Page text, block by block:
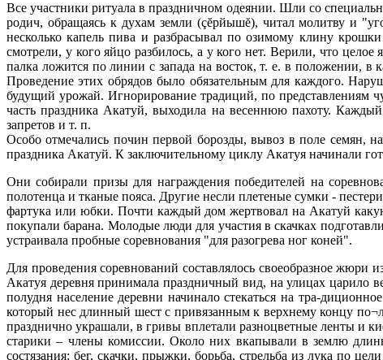
Все участники ритуала в праздничном одеянии. Шли со
родич, обращаясь к духам земли (çĕрйышĕ), читал молитву и
несколько капель пива и разбрасывал по озимому клину
смотрели, у кого яйцо разбилось, а у кого нет. Верили, что
палка ложится по линии с запада на восток, т. е. в положении, в
Проведение этих обрядов было обязательным для каждого.
будущий урожай. Игнорирование традиций, по представлениям
часть праздника Акатуй, выходила на весеннюю пахоту.
запретов и т. п.
Особо отмечались почин первой борозды, вывоз в поле семян,
праздника Акатуй. К заключительному циклу Акатуя начинали
Они собирали призы для награждения победителей на
полотенца и тканые пояса. Другие несли плетеные сумки -
фартука или юбки. Почти каждый дом жертвовал на Акатуй
покупали барана. Молодые люди для участия в скачках
устраивала пробные соревнования "для разогрева ног коней".
Для проведения соревнований составлялось своеобразное жюри
Акатуя деревня принимала праздничный вид, на улицах царило
полудня население деревни начинало стекаться на тра-
который нес длинный шест с привязанным к верхнему концу
празднично украшали, в гривы вплетали разноцветные ленты и
старики – члены комиссии. Около них вкапывали в землю
состязания: бег, скачки, прыжки, борьба, стрельба из лука по